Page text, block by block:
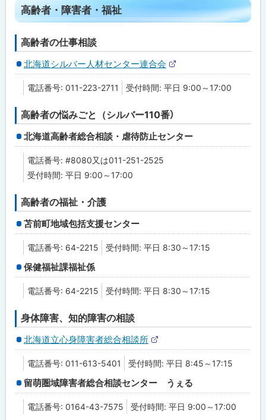
ト
ッ
プ
に
戻
高齢者・障害者・福祉
高齢者の仕事相談
北海道シルバー人材センター連合会
外
部
サ
ト
電話番号: 011-223-2711 受付時間: 平日 9:00～17:00
高齢者の悩みごと（シルバー110番）
北海道高齢者総合相談・虐待防止センター
電話番号: #8080又は011-251-2525
受付時間: 平日 9:00～17:00
高齢者の福祉・介護
苫前町地域包括支援センター
電話番号: 64-2215 受付時間: 平日 8:30～17:15
保健福祉課福祉係
電話番号: 64-2215 受付時間: 平日 8:30～17:15
身体障害、知的障害の相談
北海道立心身障害者総合相談所
外
部
サ
ト
電話番号: 011-613-5401 受付時間: 平日 8:45～17:15
留萌圏域障害者総合相談センター うぇる
電話番号: 0164-43-7575 受付時間: 平日 9:00～17:00